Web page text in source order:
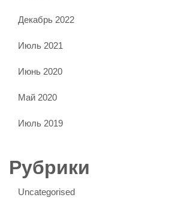
Декабрь 2022
Июль 2021
Июнь 2020
Май 2020
Июль 2019
Рубрики
Uncategorised